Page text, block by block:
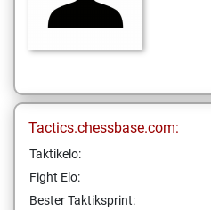
Tactics.chessbase.com:
Taktikelo:
Fight Elo:
Bester Taktiksprint: